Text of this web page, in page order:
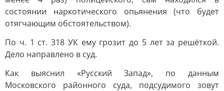
состоянии наркотического опьянения (что будет
отягчающим обстоятельством).
По ч. 1 ст. 318 УК ему грозит до 5 лет за решёткой.
Дело направлено в суд.
Как выяснил «Русский Запад», по данным
Московского районного суда, подсудимого зовут